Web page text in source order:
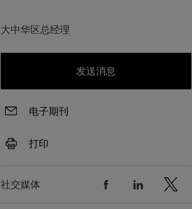
大中华区总经理
发送消息
电子期刊
打印
社交媒体